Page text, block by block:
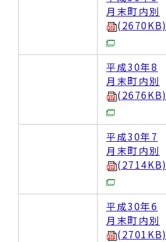
月末町内別
(2670KB)
平成30年8
月末町内別
(2676KB)
平成30年7
月末町内別
(2714KB)
平成30年6
月末町内別
(2701KB)